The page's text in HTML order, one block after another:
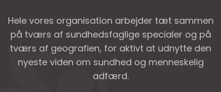
Hele vores organisation arbejder tæt sammen
på tværs af sundhedsfaglige specialer og på
tværs af geografien, for aktivt at udnytte den
nyeste viden om sundhed og menneskelig
adfærd.